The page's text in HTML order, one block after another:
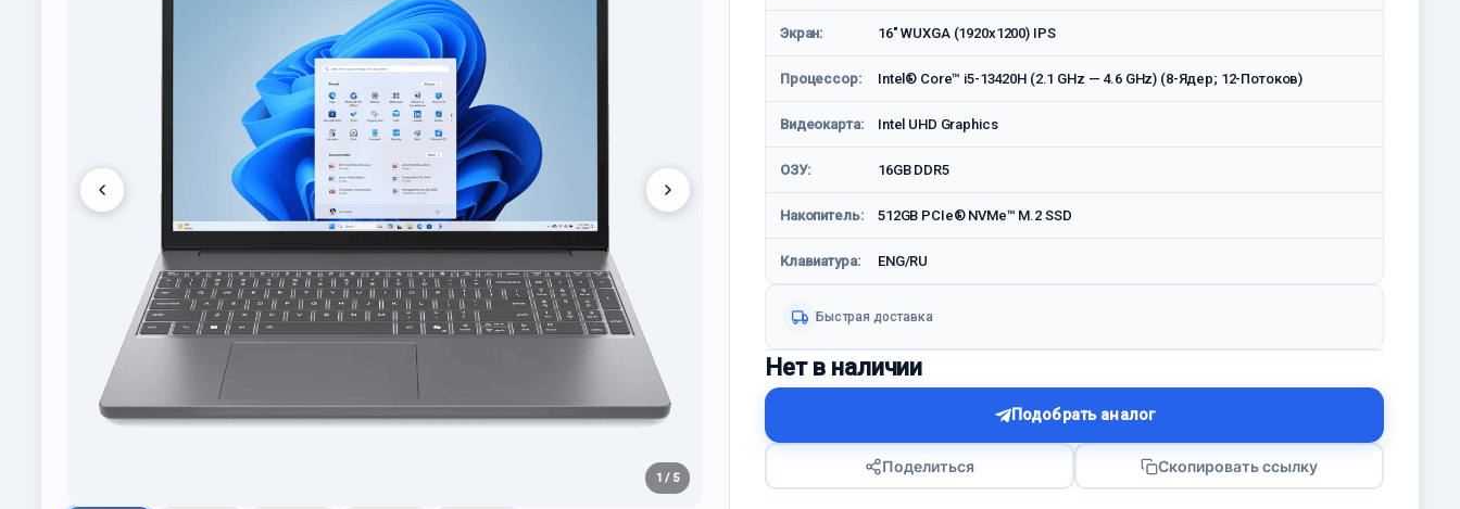
1 / 5
Экран: 16" WUXGA (1920x1200) IPS
Процессор: Intel® Core™ i5-13420H (2.1 GHz — 4.6 GHz) (8-Ядeр; 12-Потоков)
Видеокарта: Intel UHD Graphics
ОЗУ: 16GB DDR5
Накопитель: 512GB PCIe® NVMe™ M.2 SSD
Клавиатура: ENG/RU
Быстрая доставка
Нет в наличии
Подобрать аналог
Поделиться Скопировать ссылку